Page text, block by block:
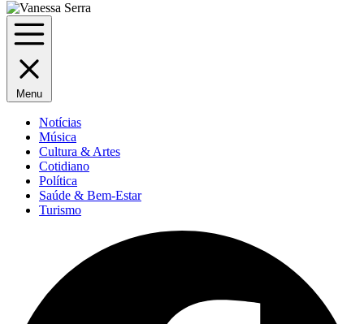
Menu
Notícias
Música
Cultura & Artes
Cotidiano
Política
Saúde & Bem-Estar
Turismo